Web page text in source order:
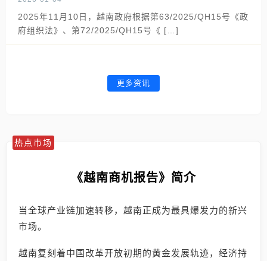
2025年11月10日，越南政府根据第63/2025/QH15号《政
府组织法》、第72/2025/QH15号《 […]
更多资讯
热点市场
《越南商机报告》简介
当全球产业链加速转移，越南正成为最具爆发力的新兴
市场。
越南复刻着中国改革开放初期的黄金发展轨迹，经济持